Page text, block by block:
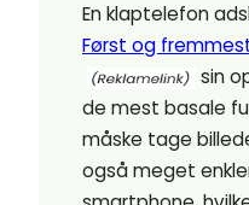
En klaptelefon
Først og
sin
de mest basale
måske tage
også meget